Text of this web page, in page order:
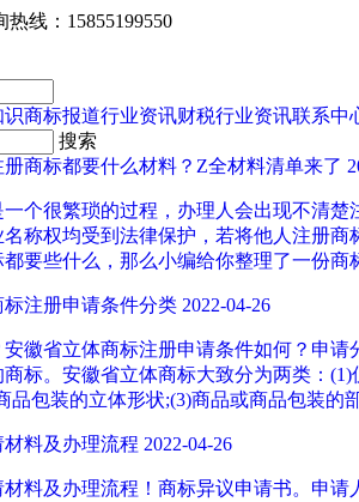
热线：15855199550
识商标报道行业资讯财税行业资讯联系中
搜索
册商标都要什么材料？Z全材料清单来了
个很繁琐的过程，办理人会出现不清
称权均受到法律保护，若将他人注册
要些什么，那么小编给你整理了一份
标注册申请条件分类 2022-04-26
徽省立体商标注册申请条件如何？申
标。安徽省立体商标大致分为两类：
品包装的立体形状;(3)商品或商品包装的
料及办理流程 2022-04-26
料及办理流程！商标异议申请书。申